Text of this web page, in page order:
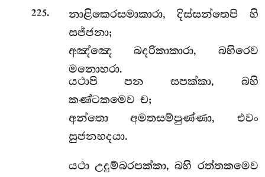
225.
නාළිකෙරසමාකාරා, දිස්සන්තෙපි හි
සජ්ජනා;
අඤ්ඤෙ බදරිකාකාරා, බහිරෙව
මනොහරා.
යථාපිපන සපක්කා, බහි
කණ්ටකමෙව ච;
අන්තො අමතසම්පුණ්ණා, එවං
සුජනහදයා.
යථා උදුම්බරපක්කා, බහි රත්තකමෙව